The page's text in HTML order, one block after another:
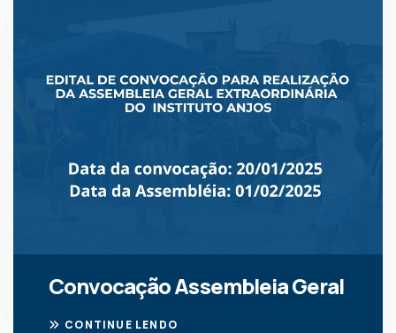
Convocação Assembleia Geral
CONTINUE LENDO